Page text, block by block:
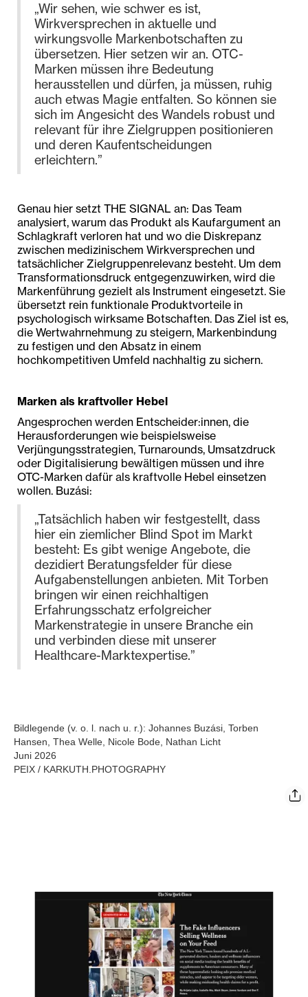
„Wir sehen, wie schwer es ist,
Wirkversprechen in aktuelle und
wirkungsvolle Markenbotschaften zu
übersetzen. Hier setzen wir an. OTC-
Marken müssen ihre Bedeutung
herausstellen und dürfen, ja müssen, ruhig
auch etwas Magie entfalten. So können sie
sich im Angesicht des Wandels robust und
relevant für ihre Zielgruppen positionieren
und deren Kaufentscheidungen
erleichtern.”
Genau hier setzt THE SIGNAL an: Das Team
analysiert, warum das Produkt als Kaufargument an
Schlagkraft verloren hat und wo die Diskrepanz
zwischen medizinischem Wirkversprechen und
tatsächlicher Zielgruppenrelevanz besteht. Um dem
Transformationsdruck entgegenzuwirken, wird die
Markenführung gezielt als Instrument eingesetzt. Sie
übersetzt rein funktionale Produktvorteile in
psychologisch wirksame Botschaften. Das Ziel ist es,
die Wertwahrnehmung zu steigern, Markenbindung
zu festigen und den Absatz in einem
hochkompetitiven Umfeld nachhaltig zu sichern.
Marken als kraftvoller Hebel
Angesprochen werden Entscheider:innen, die
Herausforderungen wie beispielsweise
Verjüngungsstrategien, Turnarounds, Umsatzdruck
oder Digitalisierung bewältigen müssen und ihre
OTC-Marken dafür als kraftvolle Hebel einsetzen
wollen. Buzási:
„Tatsächlich haben wir festgestellt, dass
hier ein ziemlicher Blind Spot im Markt
besteht: Es gibt wenige Angebote, die
dezidiert Beratungsfelder für diese
Aufgabenstellungen anbieten. Mit Torben
bringen wir einen reichhaltigen
Erfahrungsschatz erfolgreicher
Markenstrategie in unsere Branche ein
und verbinden diese mit unserer
Healthcare-Marktexpertise.”
Bildlegende (v. o. l. nach u. r.): Johannes Buzási, Torben
Hansen, Thea Welle, Nicole Bode, Nathan Licht
Juni 2026
PEIX / KARKUTH.PHOTOGRAPHY